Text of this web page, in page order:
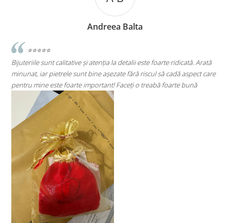
Arată
aspect care
bună
Andreea Cicu
⭐⭐⭐⭐⭐
Super mulțumită!! Sunt superbi cerceii!!!